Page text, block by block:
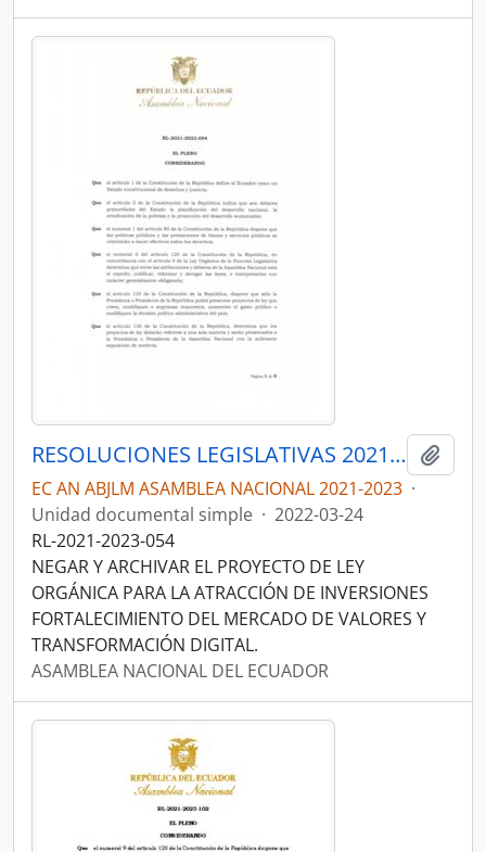
RESOLUCIONES LEGISLATIVAS 2021-2023
EC AN ABJLM ASAMBLEA NACIONAL 2021-2023 ·
Unidad documental simple · 2022-03-24
RL-2021-2023-054
NEGAR Y ARCHIVAR EL PROYECTO DE LEY
ORGÁNICA PARA LA ATRACCIÓN DE INVERSIONES
FORTALECIMIENTO DEL MERCADO DE VALORES Y
TRANSFORMACIÓN DIGITAL.
ASAMBLEA NACIONAL DEL ECUADOR